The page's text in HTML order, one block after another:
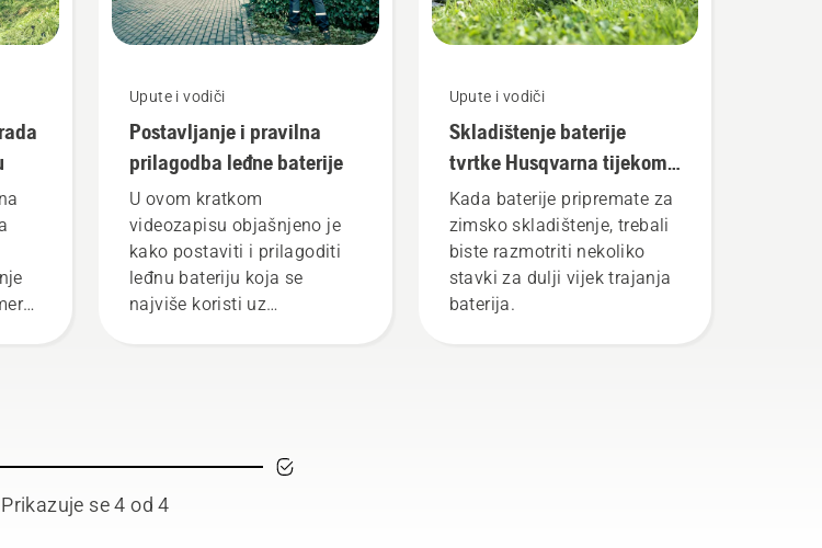
Upute i vodiči
Postavljanje i pravilna
prilagodba leđne baterije
U ovom kratkom
videozapisu objašnjeno je
kako postaviti i prilagoditi
leđnu bateriju koja se
najviše koristi uz
stoga možete raditi dulje
Upute i vodiči
Skladištenje baterije
tvrtke Husqvarna tijekom
zime
Kada baterije pripremate za
zimsko skladištenje, trebali
biste razmotriti nekoliko
stavki za dulji vijek trajanja
baterija.
Prikazuje se 4 od 4